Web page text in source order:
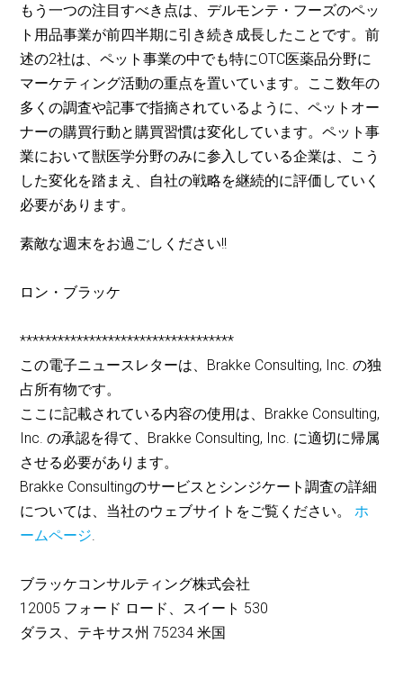
もう一つの注目すべき点は、デルモンテ・フーズのペッ
ト用品事業が前四半期に引き続き成長したことです。前
述の2社は、ペット事業の中でも特にOTC医薬品分野に
マーケティング活動の重点を置いています。ここ数年の
多くの調査や記事で指摘されているように、ペットオー
ナーの購買行動と購買習慣は変化しています。ペット事
業において獣医学分野のみに参入している企業は、こう
した変化を踏まえ、自社の戦略を継続的に評価していく
必要があります。
素敵な週末をお過ごしください!!
ロン・ブラッケ
**********************************
この電子ニュースレターは、Brakke Consulting, Inc. の独
占所有物です。
ここに記載されている内容の使用は、Brakke Consulting,
Inc. の承認を得て、Brakke Consulting, Inc. に適切に帰属
させる必要があります。
Brakke Consultingのサービスとシンジケート調査の詳細
については、当社のウェブサイトをご覧ください。ホ
ームページ.
ブラッケコンサルティング株式会社
12005 フォード ロード、スイート 530
ダラス、テキサス州 75234 米国